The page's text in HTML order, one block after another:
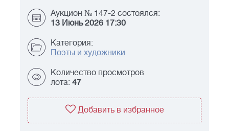
Аукцион № 147-2 состоялся:
13 Июнь 2026 17:30
Категория:
Поэты и художники
Количество просмотров
лота: 47
Добавить в избранное